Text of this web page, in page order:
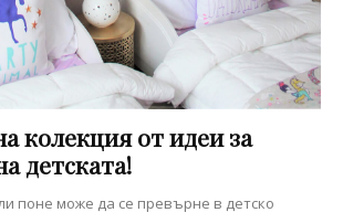
колекция от идеи за
детската!
поне може да се превърне в детско